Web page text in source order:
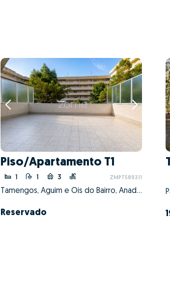
Piso/Apartamento T1
1 1 3 ZMPT589311
Tamengos, Aguim e Óis do Bairro, Anadia, Aveiro
Reservado